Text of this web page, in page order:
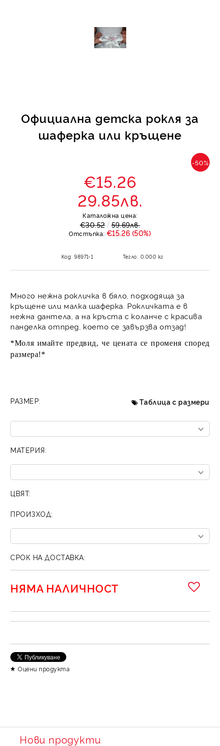
Официална детска рокля за
шаферка или кръщене
-50%
€15.26
29.85лв.
Каталожна цена:
€30.52 59.69лв.
Отстъпка: €15.26 (50%)
Код: 98971-1 Тегло: 0.000 кг
Много нежна рокличка в бяло, подходяща за
кръщене или малка шаферка. Рокличката е в
нежна дантела, а на кръста с коланче с красива
панделка отпред, което се завързва отзад!
*Моля имайте предвид, че цената се променя според
размера!*
РАЗМЕР: Таблица с размери
МАТЕРИЯ:
ЦВЯТ:
ПРОИЗХОД:
СРОК НА ДОСТАВКА:
НЯМА НАЛИЧНОСТ
Оцени продукта
Нови продукти